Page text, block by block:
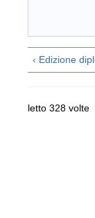
‹ Edizione
letto 328 volte